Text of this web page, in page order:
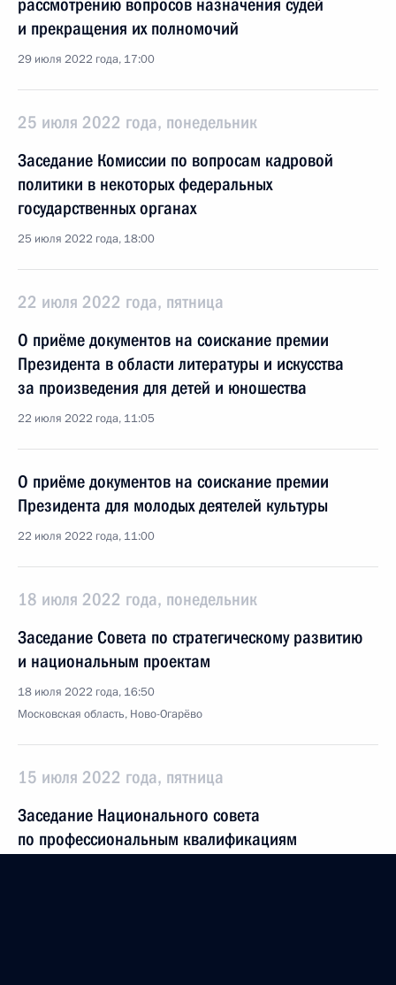
рассмотрению вопросов назначения судей
и прекращения их полномочий
29 июля 2022 года, 17:00
25 июля 2022 года, понедельник
Заседание Комиссии по вопросам кадровой
политики в некоторых федеральных
государственных органах
25 июля 2022 года, 18:00
22 июля 2022 года, пятница
О приёме документов на соискание премии
Президента в области литературы и искусства
за произведения для детей и юношества
22 июля 2022 года, 11:05
О приёме документов на соискание премии
Президента для молодых деятелей культуры
22 июля 2022 года, 11:00
18 июля 2022 года, понедельник
Заседание Совета по стратегическому развитию
и национальным проектам
18 июля 2022 года, 16:50
Московская область, Ново-Огарёво
15 июля 2022 года, пятница
Заседание Национального совета
по профессиональным квалификациям